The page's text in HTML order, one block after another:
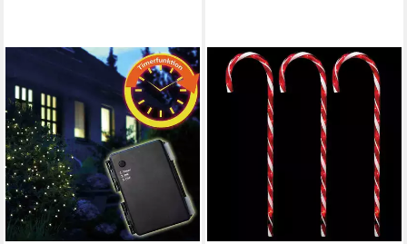
F-H-S INTERNATIONAL GMBH &
CO. KG
Lichterkette LED-Batterie-
Netz außen 160er 2x2m +
Timer 3xAA Lichterkette
Außenbele
ab 26,99 €
lieferbar - in 3-4 Werktagen bei dir
F-H-S INTERNATIONAL GMBH &
CO. KG
Lichterkette LED-
Zuckerstangen 6 Stäbe
rot/weiß Höhe 100/110 cm,
6/18 h A/A IP44
UVP 54,90 €
lieferbar - in 3-4 Werktagen bei dir